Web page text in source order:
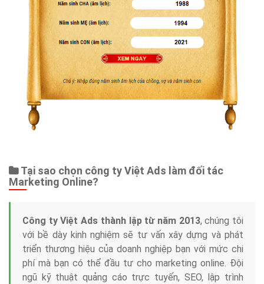
Tại sao chọn công ty Việt Ads làm đối tác
Marketing Online?
Công ty Việt Ads thành lập từ năm 2013, chúng tôi
với bề dày kinh nghiệm sẽ tư vấn xây dựng và phát
triển thương hiệu của doanh nghiệp bạn với mức chi
phí mà bạn có thể đầu tư cho marketing online. Đội
ngũ kỹ thuật quảng cáo trực tuyến, SEO, lập trình